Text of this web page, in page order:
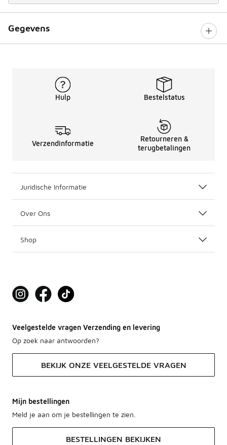
Gegevens
Hulp Bestelstatus
Verzendinformatie
Retourneren &
terugbetalingen
Juridische Informatie
Over Ons
Shop
Veelgestelde vragen Verzending en levering
Op zoek naar antwoorden?
BEKIJK ONZE VEELGESTELDE VRAGEN
Mijn bestellingen
Meld je aan om je bestellingen te zien.
BESTELLINGEN BEKIJKEN